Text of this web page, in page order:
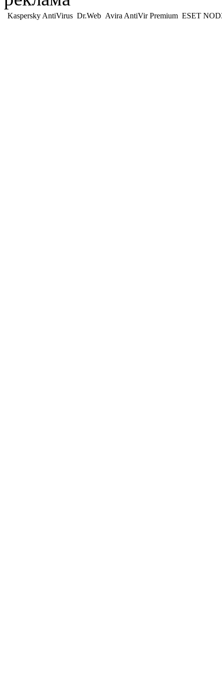
Kaspersky AntiVirus Dr.Web Avira AntiVir Premium ESET